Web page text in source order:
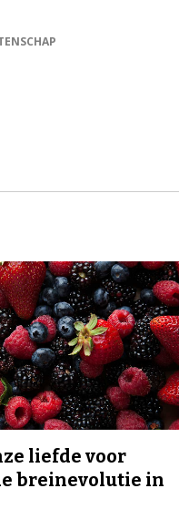
liefde voor
breinevolutie in